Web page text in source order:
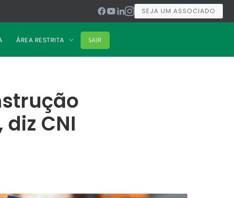
SEJA UM ASSOCIADO
ÁREA RESTRITA SAIR
CNI